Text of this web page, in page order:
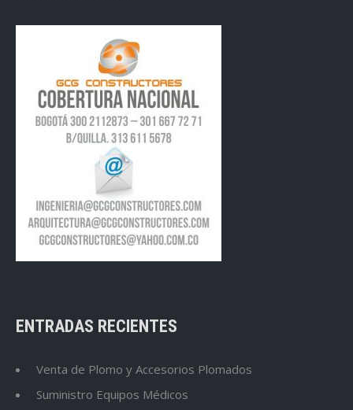
ENTRADAS RECIENTES
Venta de Plomo y Accesorios Plomados
Suministro Equipos Médicos